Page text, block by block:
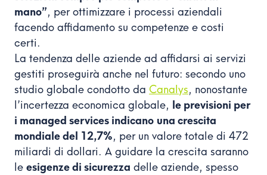
mano”, per ottimizzare i processi aziendali
facendo affidamento su competenze e costi
certi.
La tendenza delle aziende ad affidarsi ai servizi
gestiti proseguirà anche nel futuro: secondo uno
studio globale condotto da Canalys, nonostante
l’incertezza economica globale, le previsioni per
i managed services indicano una crescita
mondiale del 12,7%, per un valore totale di 472
miliardi di dollari. A guidare la crescita saranno
le esigenze di sicurezza delle aziende, spesso